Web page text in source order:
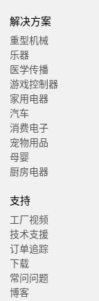
解决方案
重型机械
乐器
医学传播
游戏控制器
家用电器
汽车
消费电子
宠物用品
母婴
厨房电器
支持
工厂视频
技术支援
订单追踪
下载
常问问题
博客